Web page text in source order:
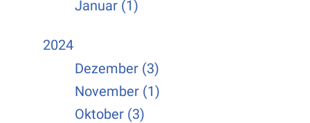
Januar (1)
2024
Dezember (3)
November (1)
Oktober (3)